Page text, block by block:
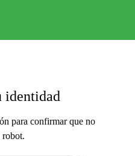
identidad
para confirmar que no
robot.